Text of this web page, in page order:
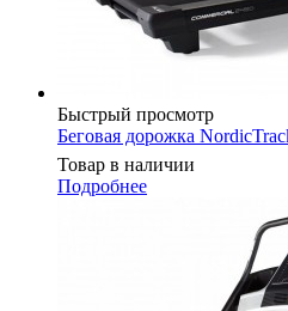
Быстрый просмотр
Беговая дорожка
Товар в наличии
Подробнее